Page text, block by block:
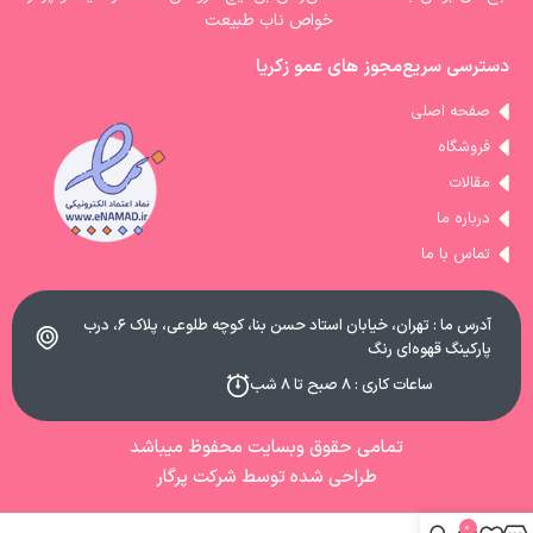
خواص ناب طبیعت
دسترسی سریعمجوز های عمو زکریا
صفحه اصلی
فروشگاه
مقالات
درباره ما
تماس با ما
آدرس ما : تهران، خیابان استاد حسن بنا، کوچه طلوعی، پلاک ۶، درب
پارکینگ قهوه‌ای رنگ
ساعات کاری : ۸ صبح تا ۸ شب
تمامی حقوق وبسایت محفوظ میباشد
طراحی شده توسط شرکت پرگار
0